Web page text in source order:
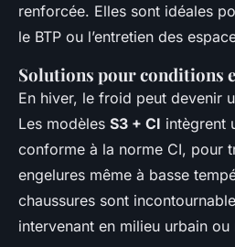
renforcée. Elles sont idéales
le BTP ou l’entretien des
Solutions pour conditions
En hiver, le froid peut devenir
Les modèles S3 + CI intègrent
conforme à la norme CI, pour
engelures même à basse
chaussures sont
intervenant en milieu urbain